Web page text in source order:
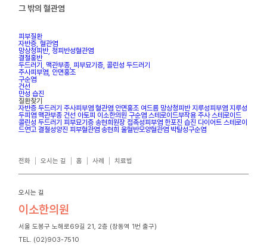
그 밖의 혈관염
피부질환
자반증, 혈관염
망상청피반, 청피반성혈관염
결절홍반
두드러기, 맥관부종, 피부묘기증, 콜린성 두드러기
주사피부염, 안면홍조
구순염
건선
만성 습진
질환찾기
자반증 두드러기 주사피부염 혈관염 안면홍조 여드름 망상청피반 지루성피부염 지루성
두피염 맥관부종 건선 아토피 이소한의원 구순염 스테로이드부작용 주사 스테로이드
콜린성 두드러기 피부묘기증 송현희원장 접촉성피부염 한포진 습진 다이어트 스테로이
드연고 결절성양진 피부혈관염 송현희 울혈반모양혈관염 박탈성구순염
전화 오시는 길 홈 사례 치료법
오시는 길
이소한의원
서울 도봉구 노해로69길 21, 2층 (창동역 1번 출구)
TEL. (02)903-7510